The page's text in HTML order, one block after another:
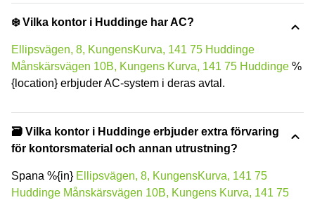
❄️ Vilka kontor i Huddinge har AC?
Ellipsvägen, 8, KungensKurva, 141 75 Huddinge
Månskärsvägen 10B, Kungens Kurva, 141 75 Huddinge %
{location} erbjuder AC-system i deras avtal.
🗃️ Vilka kontor i Huddinge erbjuder extra förvaring
för kontorsmaterial och annan utrustning?
Spana %{in} Ellipsvägen, 8, KungensKurva, 141 75
Huddinge Månskärsvägen 10B, Kungens Kurva, 141 75